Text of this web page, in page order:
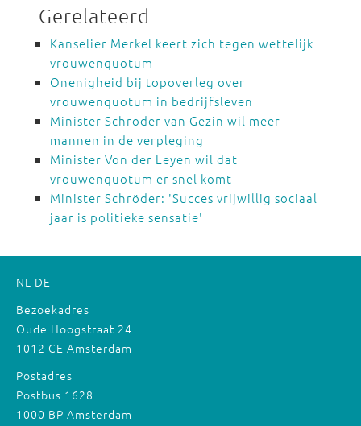
Gerelateerd
Kanselier Merkel keert zich tegen wettelijk
vrouwenquotum
Onenigheid bij topoverleg over
vrouwenquotum in bedrijfsleven
Minister Schröder van Gezin wil meer
mannen in de verpleging
Minister Von der Leyen wil dat
vrouwenquotum er snel komt
Minister Schröder: 'Succes vrijwillig sociaal
jaar is politieke sensatie'
NL DE
Bezoekadres
Oude Hoogstraat 24
1012 CE Amsterdam
Postadres
Postbus 1628
1000 BP Amsterdam